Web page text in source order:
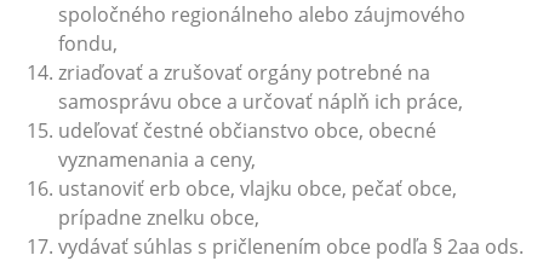
spoločného regionálneho alebo záujmového
fondu,
zriaďovať a zrušovať orgány potrebné na
samosprávu obce a určovať náplň ich práce,
udeľovať čestné občianstvo obce, obecné
vyznamenania a ceny,
ustanoviť erb obce, vlajku obce, pečať obce,
prípadne znelku obce,
vydávať súhlas s pričlenením obce podľa § 2aa ods.